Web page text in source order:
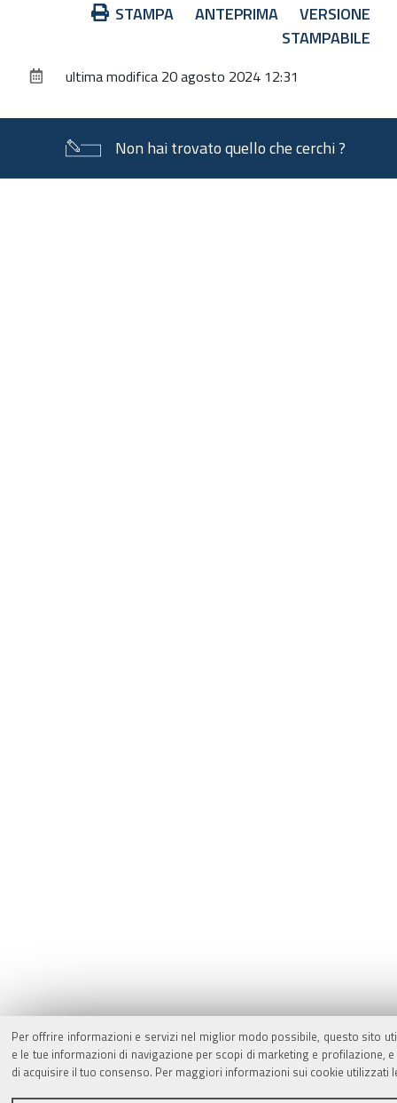
Per offrire informazioni e servizi nel miglior modo possibile, questo sito
e le tue informazioni di navigazione per scopi di marketing e
di acquisire il tuo consenso. Per maggiori informazioni sui cookie utilizzati
STAMPA ANTEPRIMA
VERSIONE
STAMPABILE
ultima modifica 20 agosto 2024 12:31
Non hai trovato quello che cerchi ?